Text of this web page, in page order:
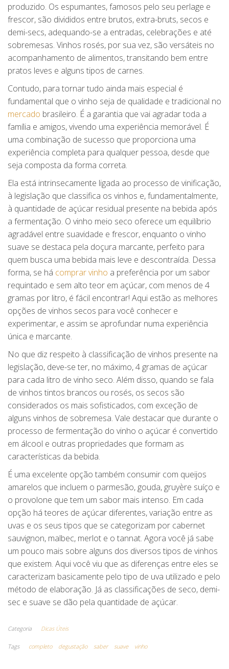
produzido. Os espumantes, famosos pelo seu perlage e
frescor, são divididos entre brutos, extra-bruts, secos e
demi-secs, adequando-se a entradas, celebrações e até
sobremesas. Vinhos rosés, por sua vez, são versáteis no
acompanhamento de alimentos, transitando bem entre
pratos leves e alguns tipos de carnes.
Contudo, para tornar tudo ainda mais especial é
fundamental que o vinho seja de qualidade e tradicional no
mercado brasileiro. É a garantia que vai agradar toda a
família e amigos, vivendo uma experiência memorável. É
uma combinação de sucesso que proporciona uma
experiência completa para qualquer pessoa, desde que
seja composta da forma correta.
Ela está intrinsecamente ligada ao processo de vinificação,
à legislação que classifica os vinhos e, fundamentalmente,
à quantidade de açúcar residual presente na bebida após
a fermentação. O vinho meio seco oferece um equilíbrio
agradável entre suavidade e frescor, enquanto o vinho
suave se destaca pela doçura marcante, perfeito para
quem busca uma bebida mais leve e descontraída. Dessa
forma, se há comprar vinho a preferência por um sabor
requintado e sem alto teor em açúcar, com menos de 4
gramas por litro, é fácil encontrar! Aqui estão as melhores
opções de vinhos secos para você conhecer e
experimentar, e assim se aprofundar numa experiência
única e marcante.
No que diz respeito à classificação de vinhos presente na
legislação, deve-se ter, no máximo, 4 gramas de açúcar
para cada litro de vinho seco. Além disso, quando se fala
de vinhos tintos brancos ou rosés, os secos são
considerados os mais sofisticados, com exceção de
alguns vinhos de sobremesa. Vale destacar que durante o
processo de fermentação do vinho o açúcar é convertido
em álcool e outras propriedades que formam as
características da bebida.
É uma excelente opção também consumir com queijos
amarelos que incluem o parmesão, gouda, gruyère suíço e
o provolone que tem um sabor mais intenso. Em cada
opção há teores de açúcar diferentes, variação entre as
uvas e os seus tipos que se categorizam por cabernet
sauvignon, malbec, merlot e o tannat. Agora você já sabe
um pouco mais sobre alguns dos diversos tipos de vinhos
que existem. Aqui você viu que as diferenças entre eles se
caracterizam basicamente pelo tipo de uva utilizado e pelo
método de elaboração. Já as classificações de seco, demi-
sec e suave se dão pela quantidade de açúcar.
Categoria Dicas Úteis
Tags completo degustação saber suave vinho